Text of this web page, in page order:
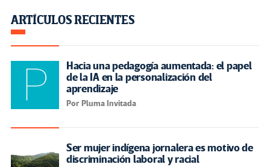
ARTÍCULOS RECIENTES
Hacia una pedagogía aumentada: el papel
de la IA en la personalización del
aprendizaje
Por Pluma Invitada
Ser mujer indígena jornalera es motivo de
discriminación laboral y racial